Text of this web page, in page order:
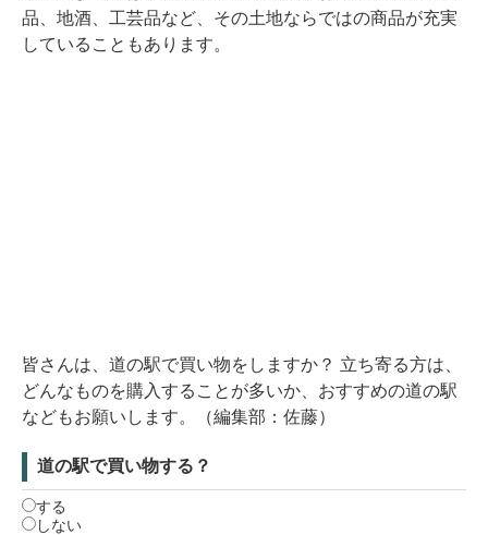
品、地酒、工芸品など、その土地ならではの商品が充実
していることもあります。
皆さんは、道の駅で買い物をしますか？ 立ち寄る方は、
どんなものを購入することが多いか、おすすめの道の駅
などもお願いします。（編集部：佐藤）
道の駅で買い物する？
する
しない